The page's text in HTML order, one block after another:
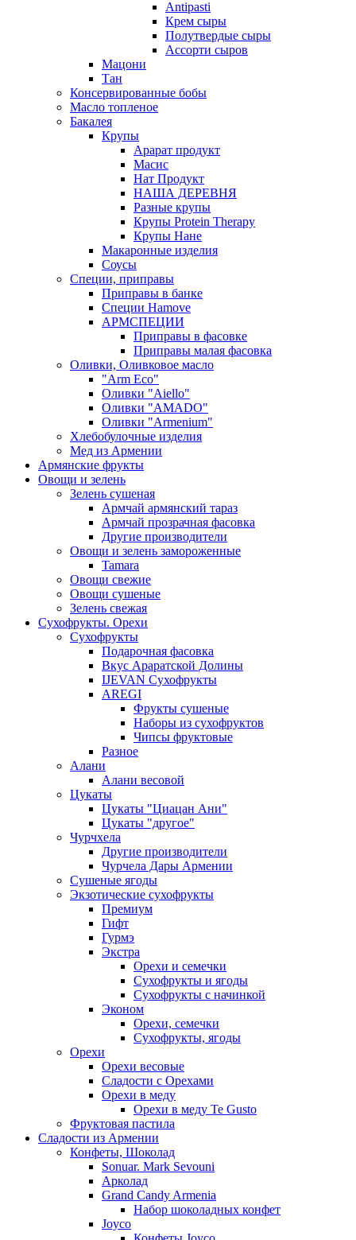
Antipasti
Крем сыры
Полутвердые сыры
Ассорти сыров
Мацони
Тан
Консервированные бобы
Масло топленое
Бакалея
Крупы
Арарат продукт
Масис
Нат Продукт
НАША ДЕРЕВНЯ
Разные крупы
Крупы Protein Therapy
Крупы Нане
Макаронные изделия
Соусы
Специи, приправы
Приправы в банке
Специи Hamove
АРМСПЕЦИИ
Приправы в фасовке
Приправы малая фасовка
Оливки, Оливковое масло
"Arm Eco"
Оливки "Aiello"
Оливки "AMADO"
Оливки "Armenium"
Хлебобулочные изделия
Мед из Армении
Армянские фрукты
Овощи и зелень
Зелень сушеная
Армчай армянский тараз
Армчай прозрачная фасовка
Другие производители
Овощи и зелень замороженные
Tamara
Овощи свежие
Овощи сушеные
Зелень свежая
Сухофрукты. Орехи
Сухофрукты
Подарочная фасовка
Вкус Араратской Долины
IJEVAN Сухофрукты
AREGI
Фрукты сушеные
Наборы из сухофруктов
Чипсы фруктовые
Разное
Алани
Алани весовой
Цукаты
Цукаты "Циацан Ани"
Цукаты "другое"
Чурчхела
Другие производители
Чурчела Дары Армении
Сушеные ягоды
Экзотические сухофрукты
Премиум
Гифт
Гурмэ
Экстра
Орехи и семечки
Сухофрукты и ягоды
Сухофрукты с начинкой
Эконом
Орехи, семечки
Сухофрукты, ягоды
Орехи
Орехи весовые
Сладости с Орехами
Орехи в меду
Орехи в меду Te Gusto
Фруктовая пастила
Сладости из Армении
Конфеты, Шоколад
Sonuar. Mark Sevouni
Арколад
Grand Candy Armenia
Набор шоколадных конфет
Joyco